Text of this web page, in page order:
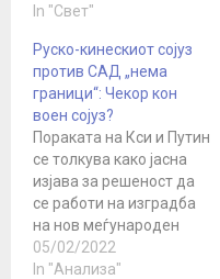
Европа“,
американски државен
секретар Хенри
Кисинџер. Во интервју за
Сандеј Тајмс, Кисинџер
го поздрави
обединетиот одговор на
НАТО на руската воена
офанзива во Украина и
рече дека алијансата
треба…
In "Свет"
Руско-кинескиот сојуз
против САД „нема
граници“: Чекор кон
воен сојуз?
Пораката на Кси и Путин
се толкува како јасна
изјава за решеност да
се работи на изградба
на нов меѓународен
поредок заснован на
нивните толкувања на
05/02/2022
In "Анализа"